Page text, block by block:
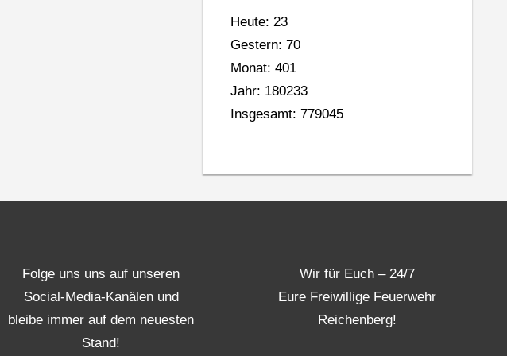
Heute: 23
Gestern: 70
Monat: 401
Jahr: 180233
Insgesamt: 779045
Folge uns uns auf unseren
Social-Media-Kanälen und
bleibe immer auf dem neuesten
Stand!
Wir für Euch – 24/7
Eure Freiwillige Feuerwehr
Reichenberg!